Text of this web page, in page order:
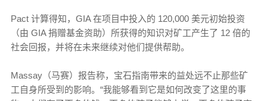
Pact 计算得知，GIA 在项目中投入的 120,000 美元初始投资
（由 GIA 捐赠基金资助）所获得的知识对矿工产生了 12 倍的
社会回报，并将在未来继续对他们提供帮助。
Massay（马赛）报告称，宝石指南带来的益处远不止那些矿
工自身所受到的影响。“我能够看到它是如何改变了这里的事